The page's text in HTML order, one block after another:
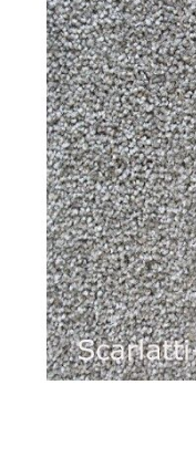
Vivafloors
COREtec